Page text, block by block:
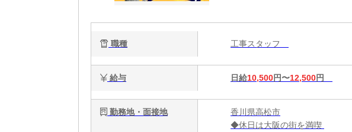
職種 工事スタッフ
給与 日給10,500円〜12,500円
勤務地・面接地
香川県高松市
◆休日は大阪の街を満喫